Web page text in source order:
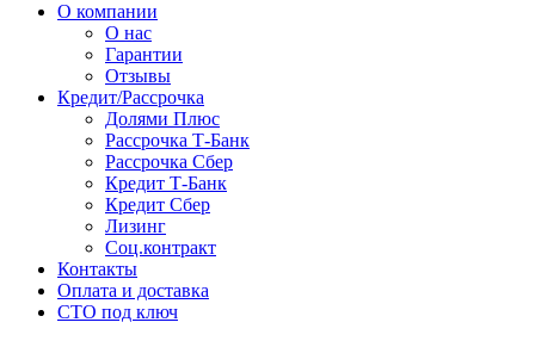
О компании
О нас
Гарантии
Отзывы
Кредит/Рассрочка
Долями Плюс
Рассрочка Т-Банк
Рассрочка Сбер
Кредит Т-Банк
Кредит Сбер
Лизинг
Соц.контракт
Контакты
Оплата и доставка
СТО под ключ